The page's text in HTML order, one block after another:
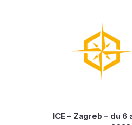
ICE – Zagreb – du